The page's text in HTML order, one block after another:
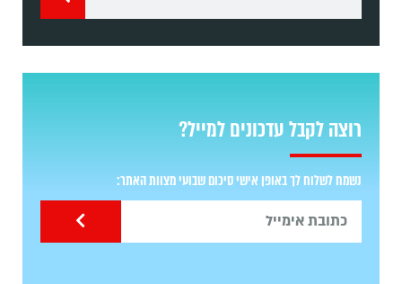
רוצה לקבל עדכונים למייל?
נשמח לשלוח לך באופן אישי סיכום שבועי מצוות האתר: